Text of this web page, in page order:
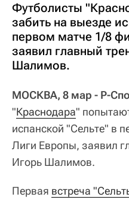
Футболисты
забить на выезде
первом матче 1/8
заявил главный
Шалимов.
МОСКВА, 8 мар - Р-
"Краснодара"
испанской "Сельте" в
Лиги Европы, заявил
Игорь Шалимов.
Первая встреча